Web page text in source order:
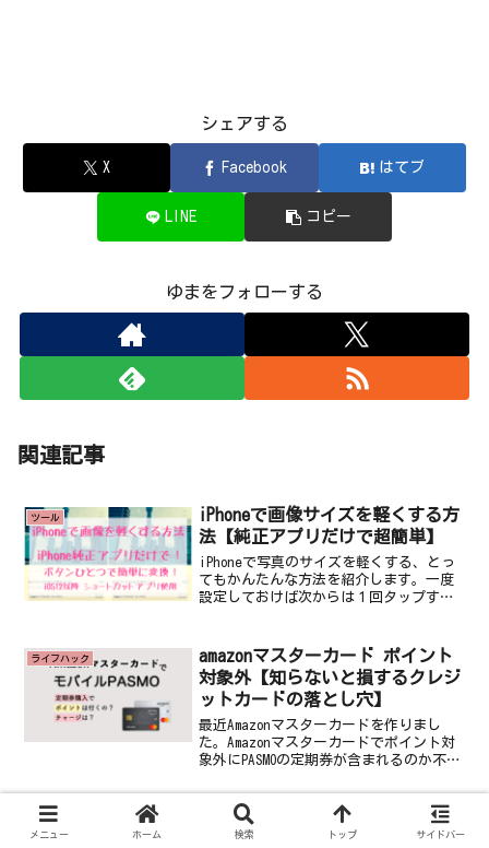
シェアする
X Facebook はてブ
LINE コピー
ゆまをフォローする
関連記事
ツール
iPhoneで画像サイズを軽くする方
法【純正アプリだけで超簡単】
iPhoneで写真のサイズを軽くする、とっ
てもかんたんな方法を紹介します。一度
設定しておけば次からは１回タップする
純正アプリのみ使用概要説明iOS12以降で
使える...
ライフハック
amazonマスターカード ポイント
対象外【知らないと損するクレジ
ットカードの落とし穴】
最近Amazonマスターカードを作りまし
た。Amazonマスターカードでポイント対
象外にPASMOの定期券が含まれるのか不明
わせをしました。その情報を共有しま
す。クレジットカードの複雑なポイント
ルールクレ...
ライフハック
メガネの耳かけるところのラバー
（ゴム）が臭いときの対処方法
メニュー ホーム 検索 トップ サイドバー